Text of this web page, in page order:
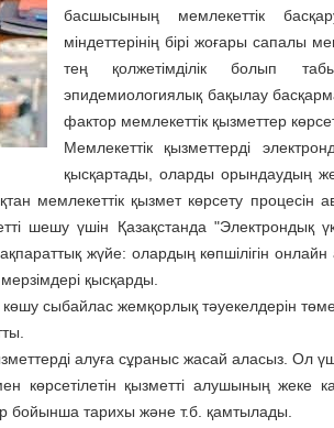
басшысының мемлекеттік
міндеттерінің бірі жоғары сапалы
тең қолжетімділік болып
эпидемиологиялық бақылау
фактор мемлекеттік қызметтер
Мемлекеттік қызметтерді
қысқартады, оларды орындаудың
мемлекеттік қызмет көрсету
шешу үшін Қазақстанда "Электрондық
жүйе: олардың көпшілігін онлайн
қысқарды.
көшу сыбайлас жемқорлық тәуекелдерін
алуға сұраныс жасай аласыз. Ол
көрсетілетін қызметті алушының жеке
бойынша тарихы және т.б. қамтылады.